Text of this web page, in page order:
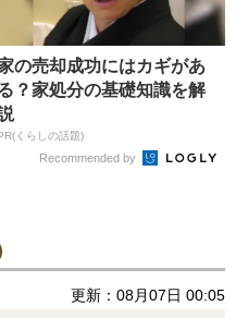
の売却成功にはカギがあ
？家処分の基礎知識を解
くらしの話題)
Recommended by
更新：08月07日 00:05